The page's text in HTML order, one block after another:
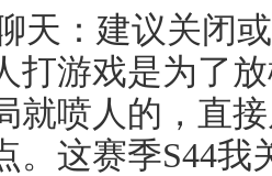
天：建议关闭
打游戏是为了
就喷人的，直
。这赛季S44